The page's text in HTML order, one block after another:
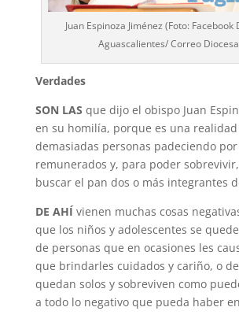
Juan Espinoza Jiménez (Foto: Facebook
Aguascalientes/ Correo
Verdades
SON LAS que dijo el obispo Juan
en su homilía, porque es una
demasiadas personas padeciendo
remunerados y, para poder
buscar el pan dos o más integrantes
DE AHÍ vienen muchas cosas
que los niños y adolescentes se
de personas que en ocasiones les
que brindarles cuidados y cariño, o
quedan solos y sobreviven como
a todo lo negativo que pueda haber